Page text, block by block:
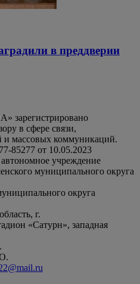
в преддверии
зарегистрировано
в сфере связи,
массовых коммуникаций.
85277 от 10.05.2023
учреждение
муниципального округа
округа
г.
«Сатурн», западная